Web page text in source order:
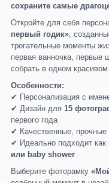
сохраните самые
Откройте для себя
первый годик»,
трогательные моменты
первая ванночка,
собрать в одном
Особенности:
✔ Персонализация с
✔ Дизайн для 15
первого года
✔ Качественные,
✔ Идеально подходит как
или baby shower
Выберите фоторамку